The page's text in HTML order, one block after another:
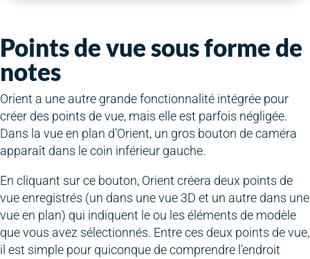
Points de vue sous forme de
notes
Orient a une autre grande fonctionnalité intégrée pour
créer des points de vue, mais elle est parfois négligée.
Dans la vue en plan d'Orient, un gros bouton de caméra
apparaît dans le coin inférieur gauche.
En cliquant sur ce bouton, Orient créera deux points de
vue enregistrés (un dans une vue 3D et un autre dans une
vue en plan) qui indiquent le ou les éléments de modèle
que vous avez sélectionnés. Entre ces deux points de vue,
il est simple pour quiconque de comprendre l'endroit